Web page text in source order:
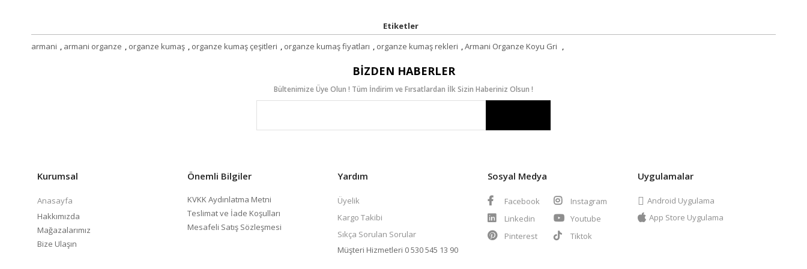
Etiketler
armani , armani organze , organze kumaş , organze kumaş çeşitleri , organze kumaş fiyatları , organze kumaş rekleri ,Armani Organze Koyu Gri ,
BIZDEN HABERLER
Bültenimize Üye Olun ! Tüm İndirim ve Fırsatlardan İlk Sizin Haberiniz Olsun !
Kurumsal
Anasayfa
Hakkımızda
Mağazalarımız
Bize Ulaşın
Önemli Bilgiler
KVKK Aydınlatma Metni
Teslimat ve İade Koşulları
Mesafeli Satış Sözleşmesi
Yardım
Üyelik
Kargo Takibi
Sıkça Sorulan Sorular
Müşteri Hizmetleri 0 530 545 13 90
Sosyal Medya
Facebook
Instagram
Linkedin
Youtube
Pinterest
Tiktok
Uygulamalar
Android Uygulama
App Store Uygulama